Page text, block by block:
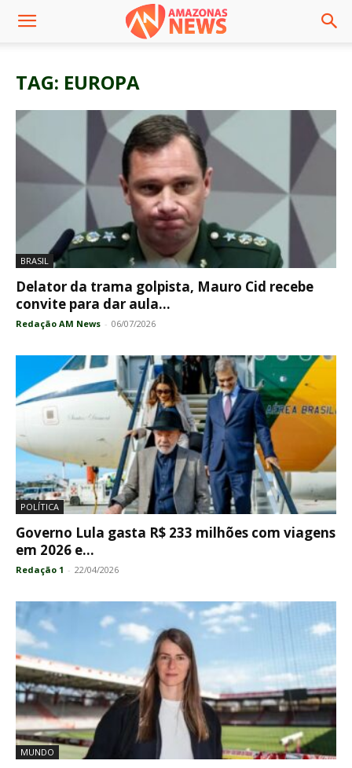
TAG: EUROPA
BRASIL
Delator da trama golpista, Mauro Cid recebe
convite para dar aula...
Redação AM News - 06/07/2026
POLÍTICA
Governo Lula gasta R$ 233 milhões com viagens
em 2026 e...
Redação 1 - 22/04/2026
MUNDO